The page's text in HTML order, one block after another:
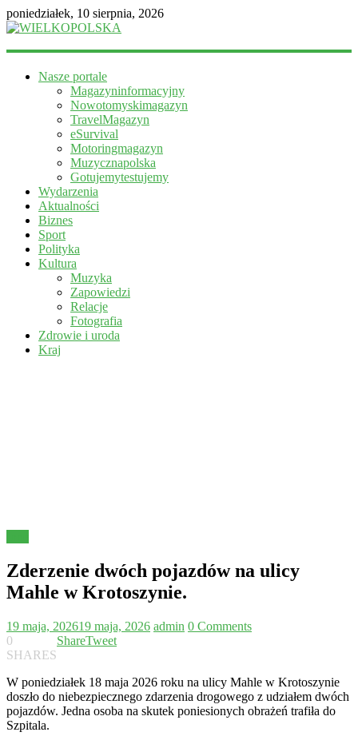
poniedziałek, 10 sierpnia, 2026
WIELKOPOLSKA
informacyjny
Nasze portale
Magazyninformacyjny
Nowotomyskimagazyn
TravelMagazyn
eSurvival
Motoringmagazyn
Muzycznapolska
Gotujemytestujemy
Wydarzenia
Aktualności
Biznes
Sport
Polityka
Kultura
Muzyka
Zapowiedzi
Relacje
Fotografia
Zdrowie i uroda
Kraj
Zderzenie dwóch pojazdów na ulicy
Mahle w Krotoszynie.
19 maja, 202619 maja, 2026 admin 0 Comments
0
SHARES
ShareTweet
W poniedziałek 18 maja 2026 roku na ulicy Mahle w Krotoszynie
doszło do niebezpiecznego zdarzenia drogowego z udziałem dwóch
pojazdów. Jedna osoba na skutek poniesionych obrażeń trafiła do
Szpitala.